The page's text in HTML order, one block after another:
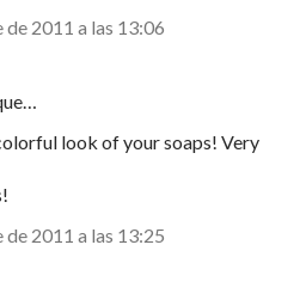
2011 a las 13:06
look of your soaps! Very
2011 a las 13:25